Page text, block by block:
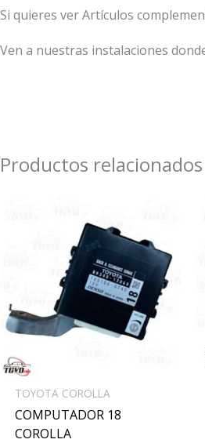
Si quieres ver Artículos
Ven a nuestras instalaciones
Productos relacionados
TOYOTA COROLLA
COMPUTADOR 18
COROLLA